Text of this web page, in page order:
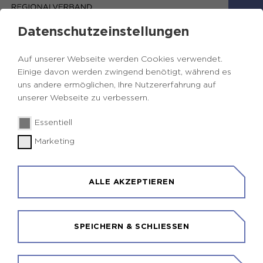
BILDUNGSKONZEPT
ENTDECKEN, FORSCHEN
Datenschutzeinstellungen
Auf unserer Webseite werden Cookies verwendet.
Einige davon werden zwingend benötigt, während es
uns andere ermöglichen, Ihre Nutzererfahrung auf
unserer Webseite zu verbessern.
Essentiell
Marketing
ALLE AKZEPTIEREN
SPEICHERN & SCHLIESSEN